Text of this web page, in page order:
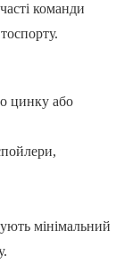
команди
цинку або
мінімальний